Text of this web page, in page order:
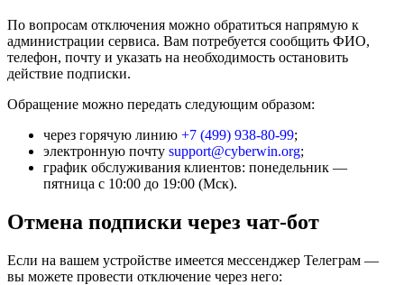
По вопросам отключения можно обратиться напрямую к
администрации сервиса. Вам потребуется сообщить ФИО,
телефон, почту и указать на необходимость остановить
действие подписки.
Обращение можно передать следующим образом:
через горячую линию +7 (499) 938-80-99;
электронную почту support@cyberwin.org;
график обслуживания клиентов: понедельник —
пятница с 10:00 до 19:00 (Мск).
Отмена подписки через чат-бот
Если на вашем устройстве имеется мессенджер Телеграм —
вы можете провести отключение через него: